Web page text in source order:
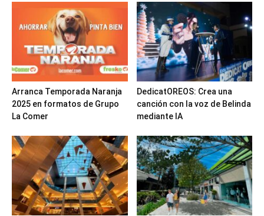
Arranca Temporada Naranja
2025 en formatos de Grupo
La Comer
DedicatOREOS: Crea una
canción con la voz de Belinda
mediante IA